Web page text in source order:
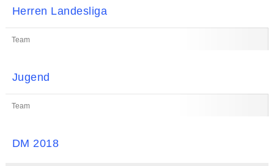
Herren Landesliga
Team
Jugend
Team
DM 2018